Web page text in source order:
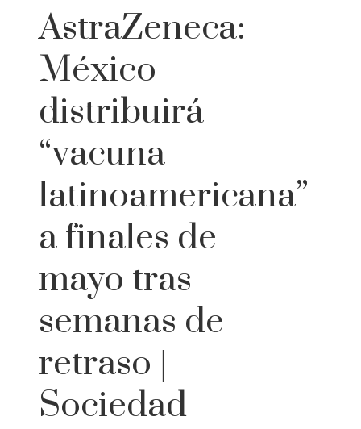
AstraZeneca:
México
distribuirá
“vacuna
latinoamericana”
a finales de
mayo tras
semanas de
retraso |
Sociedad